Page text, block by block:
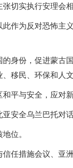
切实执行安理会
作为反对恐怖主
身份，促进蒙古
移民、环保和人
平与安全，应对
安全乌兰巴托对话
位。
任措施会议、亚